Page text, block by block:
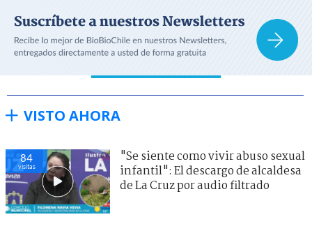
VISTO AHORA
84
visitas
"Se siente como vivir abuso sexual
infantil": El descargo de alcaldesa
de La Cruz por audio filtrado